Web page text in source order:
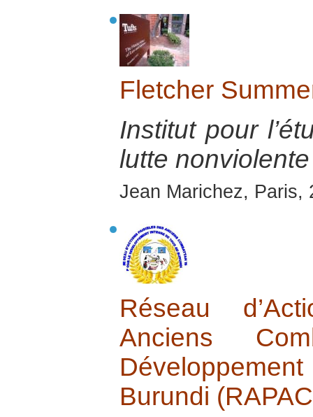
Fletcher
Institut pour
lutte nonviolente
Jean Marichez, Paris,
Réseau
Anciens
Burundi